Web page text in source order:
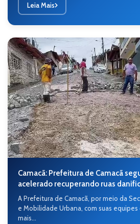
Leia Mais
Camacã: Prefeitura de Camacã
acelerado recuperando ruas
A Prefeitura de Camacã, por meio da
e Mobilidade Urbana, com suas
mais...